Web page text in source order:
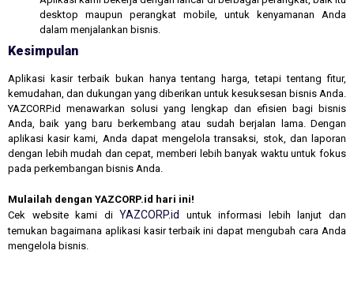
desktop maupun perangkat mobile, untuk kenyamanan Anda
dalam menjalankan bisnis.
Kesimpulan
Aplikasi kasir terbaik bukan hanya tentang harga, tetapi tentang fitur,
kemudahan, dan dukungan yang diberikan untuk kesuksesan bisnis Anda.
YAZCORP.id menawarkan solusi yang lengkap dan efisien bagi bisnis
Anda, baik yang baru berkembang atau sudah berjalan lama. Dengan
aplikasi kasir kami, Anda dapat mengelola transaksi, stok, dan laporan
dengan lebih mudah dan cepat, memberi lebih banyak waktu untuk fokus
pada perkembangan bisnis Anda.
Mulailah dengan YAZCORP.id hari ini!
Cek website kami di YAZCORP.id
untuk informasi lebih lanjut dan
temukan bagaimana aplikasi kasir terbaik ini dapat mengubah cara Anda
mengelola bisnis.